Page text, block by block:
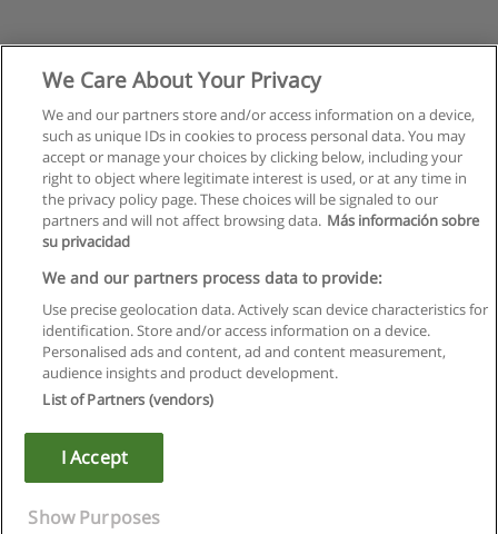
Regulamin
Polityka ochrony danych osobowych
Copyright © Educaedu Business S.L. - CIF : B-95610580: -
We Care About Your Privacy
We and our partners store and/or access information on a device,
such as unique IDs in cookies to process personal data. You may
accept or manage your choices by clicking below, including your
right to object where legitimate interest is used, or at any time in
the privacy policy page. These choices will be signaled to our
partners and will not affect browsing data. Más información sobre
su privacidad
We and our partners process data to provide:
Use precise geolocation data. Actively scan device characteristics for
identification. Store and/or access information on a device.
Personalised ads and content, ad and content measurement,
audience insights and product development.
List of Partners (vendors)
I Accept
Show Purposes